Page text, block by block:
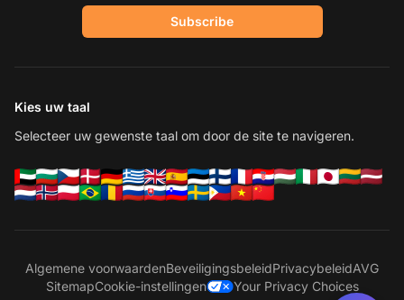
Subscribe
Kies uw taal
Selecteer uw gewenste taal om door de site te navigeren.
Algemene voorwaardenBeveiligingsbeleidPrivacybeleidAVG
SitemapCookie-instellingen Your Privacy Choices